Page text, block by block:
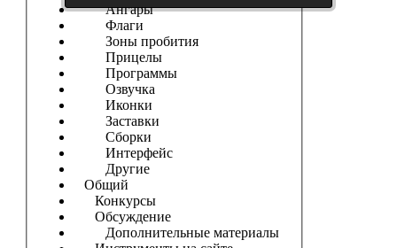
Ангары
Флаги
Зоны пробития
Прицелы
Программы
Озвучка
Иконки
Заставки
Сборки
Интерфейс
Другие
Общий
Конкурсы
Обсуждение
Дополнительные материалы